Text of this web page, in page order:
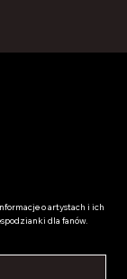
o artystach i ich
dla fanów.